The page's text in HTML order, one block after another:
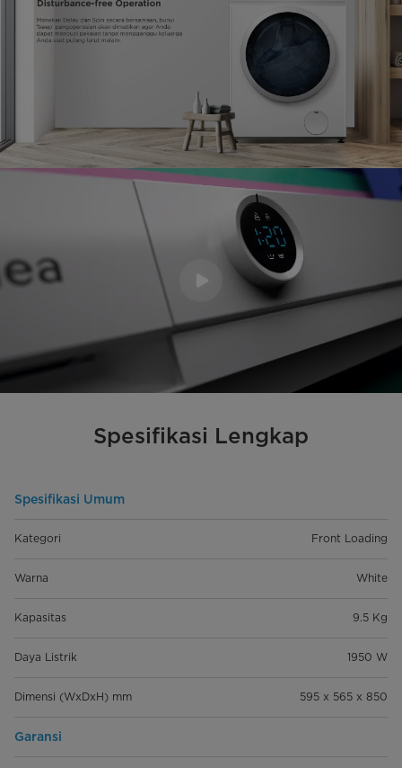
Spesifikasi Lengkap
Spesifikasi Umum
Kategori Front Loading
Warna White
Kapasitas 9.5 Kg
Daya Listrik 1950 W
Dimensi (WxDxH) mm 595 x 565 x 850
Garansi